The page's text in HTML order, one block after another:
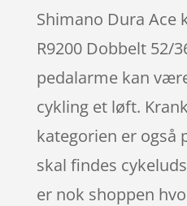
Shimano Dura Ace
R9200 Dobbelt 52/
pedalarme kan
cykling et løft.
kategorien er også
skal findes
er nok shoppen